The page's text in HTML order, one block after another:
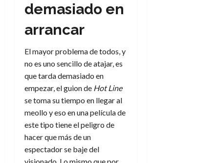
demasiado en
arrancar
El mayor problema de todos, y
no es uno sencillo de atajar, es
que tarda demasiado en
empezar, el guion de Hot Line
se toma su tiempo en llegar al
meollo y eso en una película de
este tipo tiene el peligro de
hacer que más de un
espectador se baje del